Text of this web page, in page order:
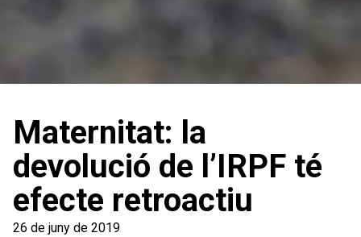
Maternitat: la
devolució de l’IRPF té
efecte retroactiu
26 de juny de 2019